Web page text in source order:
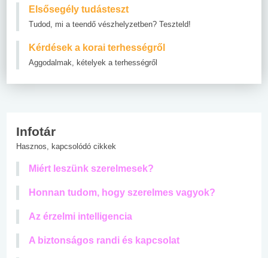
Elsősegély tudásteszt
Tudod, mi a teendő vészhelyzetben? Teszteld!
Kérdések a korai terhességről
Aggodalmak, kételyek a terhességről
Infotár
Hasznos, kapcsolódó cikkek
Miért leszünk szerelmesek?
Honnan tudom, hogy szerelmes vagyok?
Az érzelmi intelligencia
A biztonságos randi és kapcsolat